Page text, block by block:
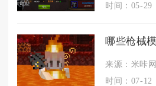
时间：05-29
来源：米咔网
时间：07-12